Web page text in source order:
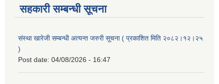
सहकारी सम्बन्धी सूचना
संस्था खारेजी सम्बन्धी अत्यन्त जरुरी सूचना ( प्रकाशित मिति २०८२।१२।२५
)
Post date: 04/08/2026 - 16:47